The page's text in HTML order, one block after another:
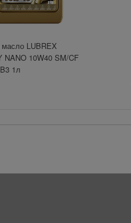
LUBREX
NANO 10W40 SM/CF
1л